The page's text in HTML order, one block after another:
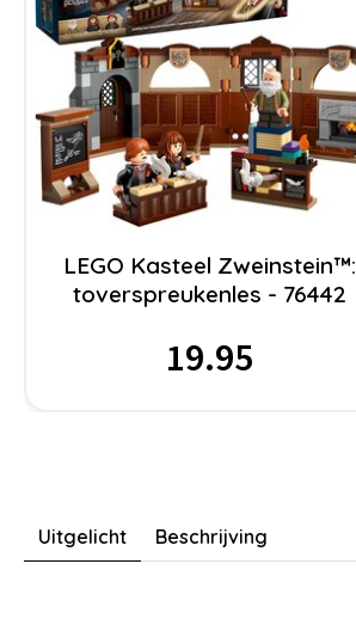
LEGO Kasteel Zweinstein™:
toverspreukenles - 76442
19.95
Uitgelicht Beschrijving